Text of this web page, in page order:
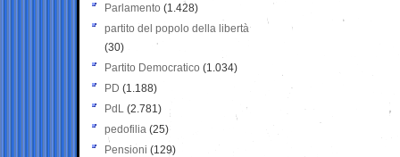
Parlamento (1.428)
partito del popolo della libertà
(30)
Partito Democratico (1.034)
PD (1.188)
PdL (2.781)
pedofilia (25)
Pensioni (129)